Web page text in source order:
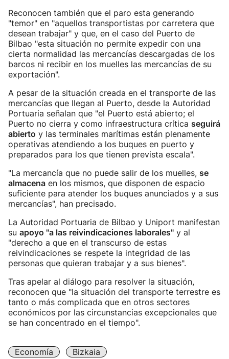
Reconocen también que el paro esta generando
"temor" en "aquellos transportistas por carretera que
desean trabajar" y que, en el caso del Puerto de
Bilbao "esta situación no permite expedir con una
cierta normalidad las mercancías descargadas de los
barcos ni recibir en los muelles las mercancías de su
exportación".
A pesar de la situación creada en el transporte de las
mercancías que llegan al Puerto, desde la Autoridad
Portuaria señalan que "el Puerto está abierto; el
Puerto no cierra y como infraestructura crítica seguirá
abierto y las terminales marítimas están plenamente
operativas atendiendo a los buques en puerto y
preparados para los que tienen prevista escala".
"La mercancía que no puede salir de los muelles, se
almacena en los mismos, que disponen de espacio
suficiente para atender los buques anunciados y a sus
mercancías", han precisado.
La Autoridad Portuaria de Bilbao y Uniport manifestan
su apoyo "a las reivindicaciones laborales" y al
"derecho a que en el transcurso de estas
reivindicaciones se respete la integridad de las
personas que quieran trabajar y a sus bienes".
Tras apelar al diálogo para resolver la situación,
reconocen que "la situación del transporte terrestre es
tanto o más complicada que en otros sectores
económicos por las circunstancias excepcionales que
se han concentrado en el tiempo".
Economía
Bizkaia